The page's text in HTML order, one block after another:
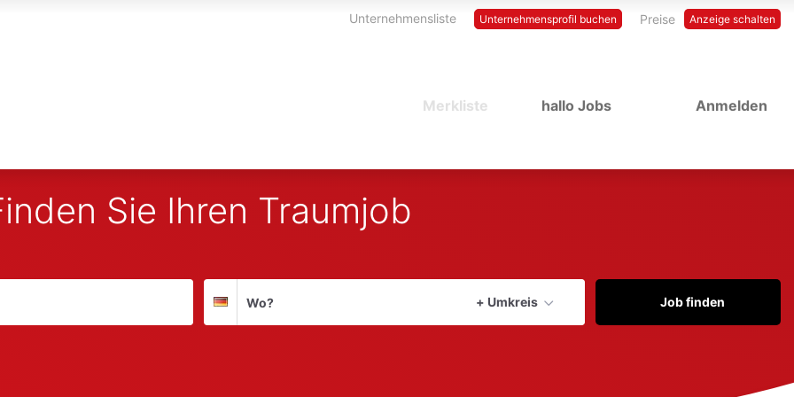
Anzeige schalten
Unternehmensliste Unternehmensprofil buchen Preise
Anmelden
Merkliste hallo Jobs
Sie Ihren Traumjob
Deutschland
+ Umkreis
Aktuellen Ort verwenden
Job finden